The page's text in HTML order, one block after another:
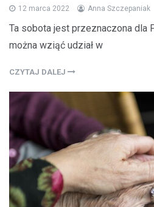
12 marca 2022 Anna Szczepaniak
Ta sobota jest przeznaczona dla
można wziąć udział w
CZYTAJ DALEJ